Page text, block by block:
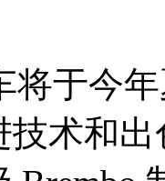
将于今
术和